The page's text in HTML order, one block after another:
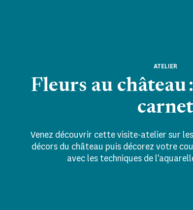
Fleurs au château
carnet
ATELIER
Venez découvrir cette visite-atelier sur
décors du château puis décorez votre
avec les techniques de